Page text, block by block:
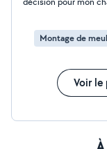
Montage de
Voir le